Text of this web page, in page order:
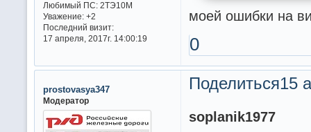
Любимый ПС:2ТЭ10М
Уважение: +2
Последний визит:
17 апреля, 2017г. 14:00:19
моей ошибки на
0
Поделиться15
prostovasya347
Модератор
soplanik1977